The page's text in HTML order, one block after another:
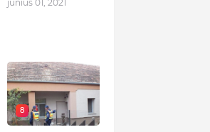
június 01, 2021
8